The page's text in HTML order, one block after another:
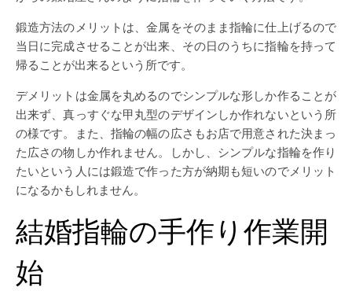
鍛造方法のメリットは、金属をそのまま指輪に仕上げるので
当日に完成させることが出来、その日のうちに指輪を持って
帰ることが出来るという所です。
デメリットは金属を丸めるのでシンプルな形しか作ることが
出来ず、真っすぐな甲丸型のデザインしか作れないという所
の様です。また、指輪の幅の広さもお店で用意された決まっ
た広さの物しか作れません。しかし、シンプルな指輪を作り
たいという人には鍛造で作った方が納期も短いのでメリット
になるかもしれません。
結婚指輪の手作り作業開
始